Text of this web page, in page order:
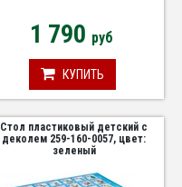
1 790 руб
КУПИТЬ
Стол пластиковый детский с
деколем 259-160-0057, цвет:
зеленый